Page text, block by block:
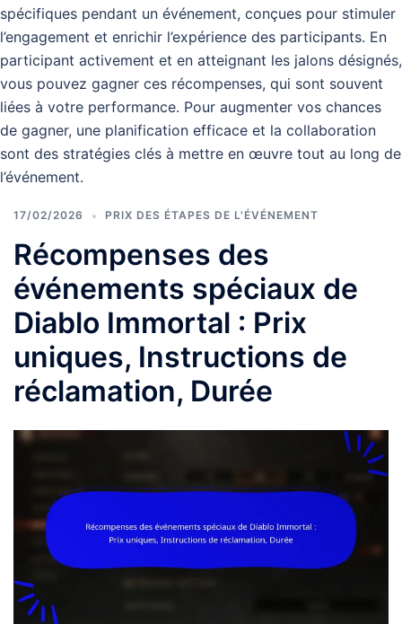
spécifiques pendant un événement, conçues pour stimuler
l’engagement et enrichir l’expérience des participants. En
participant activement et en atteignant les jalons désignés,
vous pouvez gagner ces récompenses, qui sont souvent
liées à votre performance. Pour augmenter vos chances
de gagner, une planification efficace et la collaboration
sont des stratégies clés à mettre en œuvre tout au long de
l’événement.
17/02/2026 PRIX DES ÉTAPES DE L'ÉVÉNEMENT
Récompenses des
événements spéciaux de
Diablo Immortal : Prix
uniques, Instructions de
réclamation, Durée